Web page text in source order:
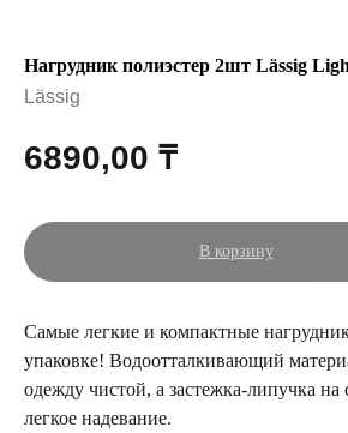
Нагрудник полиэстер 2шт Lässig
Lässig
6890,00 ₸
В корзину
Самые легкие и компактные
упаковке! Водоотталкивающий
одежду чистой, а застежка-липучка на
легкое надевание.